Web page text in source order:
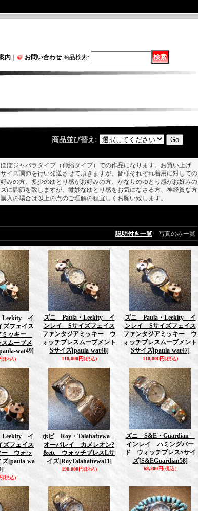
内 お問い合わせ 商品検索:
商品並び替え :
ぼジャバラタイプ（伸縮タイプ）での作品になります。お買い上げ
イズ調節を行い発送させて頂きますが、皆様それぞれ着用に対しての
みの方、多少のゆとり感がお好みの方、かなりのゆとり感がお好みの
に調節を致しますが、微妙なゆとり感をお気になさる方、神経質な方
入の場合は以上の点のご理解の程宜しくお願い致します。
説明付き一覧 写真のみ一覧
Leekity イ
フェイス
ミッキー
ムーブメ
wat49]
(税込)
ズニ Paula・Leekity イ
ンレイ Sサイズフェイス
ファンタジアミッキー ウ
ォッチブレスムーブメント
Sサイズ[paula-wat48]
110,000円(税込)
ズニ Paula・Leekity イ
ンレイ Sサイズフェイス
ファンタジアミッキー ウ
ォッチブレスムーブメント
Sサイズ[paula-wat47]
110,000円(税込)
Leekity イ
フェイス
ー ウォッ
ズ[paula-wa
(税込)
ホピ Roy・Talahaftewa
オーバレイ カメレオン?
&etc ウォッチブレスLサ
イズ[RoyTalahaftewa11]
198,000円(税込)
ズニ S&E・Guardian
インレイ ハミングバー
ド ウォッチブレスSサイ
ズ[S&EGuardian58]
68,200円(税込)